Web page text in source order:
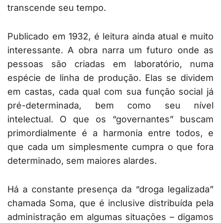
transcende seu tempo.
Publicado em 1932, é leitura ainda atual e muito
interessante. A obra narra um futuro onde as
pessoas são criadas em laboratório, numa
espécie de linha de produção. Elas se dividem
em castas, cada qual com sua função social já
pré-determinada, bem como seu nível
intelectual. O que os “governantes” buscam
primordialmente é a harmonia entre todos, e
que cada um simplesmente cumpra o que fora
determinado, sem maiores alardes.
Há a constante presença da “droga legalizada”
chamada Soma, que é inclusive distribuída pela
administração em algumas situações – digamos